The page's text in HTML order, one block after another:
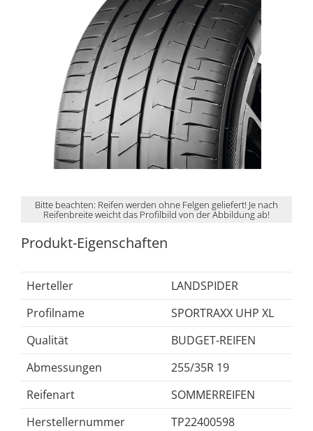
Bitte beachten: Reifen werden ohne Felgen geliefert! Je nach
Reifenbreite weicht das Profilbild von der Abbildung ab!
Produkt-Eigenschaften
Herteller
LANDSPIDER
Profilname
SPORTRAXX UHP XL
Qualität
BUDGET-REIFEN
Abmessungen
255/35R 19
Reifenart
SOMMERREIFEN
Herstellernummer
TP22400598